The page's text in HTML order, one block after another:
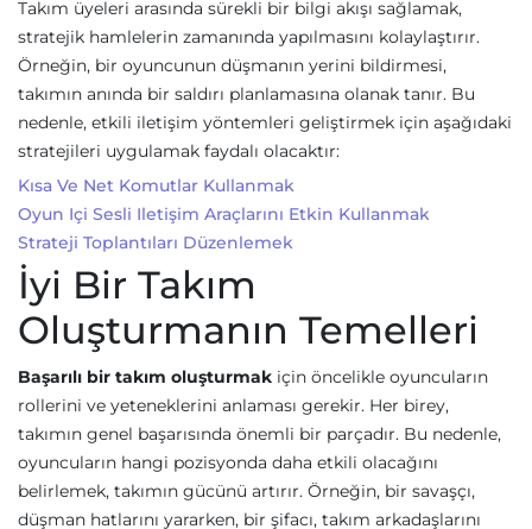
Takım üyeleri arasında sürekli bir bilgi akışı sağlamak,
stratejik hamlelerin zamanında yapılmasını kolaylaştırır.
Örneğin, bir oyuncunun düşmanın yerini bildirmesi,
takımın anında bir saldırı planlamasına olanak tanır. Bu
nedenle, etkili iletişim yöntemleri geliştirmek için aşağıdaki
stratejileri uygulamak faydalı olacaktır:
Kısa Ve Net Komutlar Kullanmak
Oyun Içi Sesli Iletişim Araçlarını Etkin Kullanmak
Strateji Toplantıları Düzenlemek
İyi Bir Takım
Oluşturmanın Temelleri
Başarılı bir takım oluşturmak için öncelikle oyuncuların
rollerini ve yeteneklerini anlaması gerekir. Her birey,
takımın genel başarısında önemli bir parçadır. Bu nedenle,
oyuncuların hangi pozisyonda daha etkili olacağını
belirlemek, takımın gücünü artırır. Örneğin, bir savaşçı,
düşman hatlarını yararken, bir şifacı, takım arkadaşlarını